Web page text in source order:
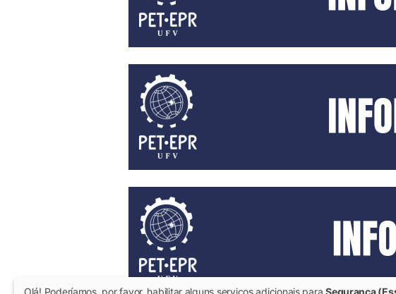
Olá! Poderíamos, por favor, habilitar alguns serviços adicionais paraSegurança